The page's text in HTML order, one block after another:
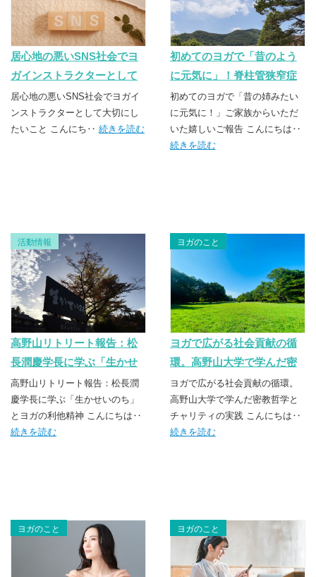
居心地の悪いSNS社会でヨ
ガインストラクターとして
大切にしたいこと
居心地の悪いSNS社会でヨガイ
ンストラクターとして大切にし
たいこと こんにち‥ 続きを読む
初めてのヨガで「昔のよう
に元気に」！脊柱管狭窄症
や腰痛に寄り添うレッスン
初めてのヨガで「昔の姉みたい
に元気に！」ご家族からいただ
いた嬉しいご報告 こんにちは‥
続きを読む
活動情報
高野山リトリート報告：松
長潤慶学長に学ぶ「生かせ
いのち」とヨガの利他精神
高野山リトリート報告：松長潤
慶学長に学ぶ「生かせいのち」
とヨガの利他精神 こんにちは‥
続きを読む
ヨガのこと
ヨガで広がる社会貢献の循
環。高野山大学で学んだ密
教哲学とチャリティの実践
ヨガで広がる社会貢献の循環。
高野山大学で学んだ密教哲学と
チャリティの実践 こんにちは‥
続きを読む
ヨガのこと ヨガのこと